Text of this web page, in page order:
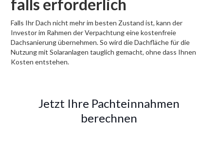
falls erforderlich
Falls Ihr Dach nicht mehr im besten Zustand ist, kann der
Investor im Rahmen der Verpachtung eine kostenfreie
Dachsanierung übernehmen. So wird die Dachfläche für die
Nutzung mit Solaranlagen tauglich gemacht, ohne dass Ihnen
Kosten entstehen.
Jetzt Ihre Pachteinnahmen
berechnen